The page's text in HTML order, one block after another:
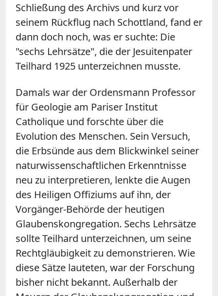
Schließung des Archivs und kurz vor
seinem Rückflug nach Schottland, fand er
dann doch noch, was er suchte: Die
"sechs Lehrsätze", die der Jesuitenpater
Teilhard 1925 unterzeichnen musste.
Damals war der Ordensmann Professor
für Geologie am Pariser Institut
Catholique und forschte über die
Evolution des Menschen. Sein Versuch,
die Erbsünde aus dem Blickwinkel seiner
naturwissenschaftlichen Erkenntnisse
neu zu interpretieren, lenkte die Augen
des Heiligen Offiziums auf ihn, der
Vorgänger-Behörde der heutigen
Glaubenskongregation. Sechs Lehrsätze
sollte Teilhard unterzeichnen, um seine
Rechtgläubigkeit zu demonstrieren. Wie
diese Sätze lauteten, war der Forschung
bisher nicht bekannt. Außerhalb der